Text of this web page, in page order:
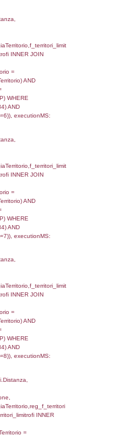
AS DescAltro,
INNER JOIN
=
=
)
= 2834 ) AND
= 1)
INNER JOIN
=
=
AND